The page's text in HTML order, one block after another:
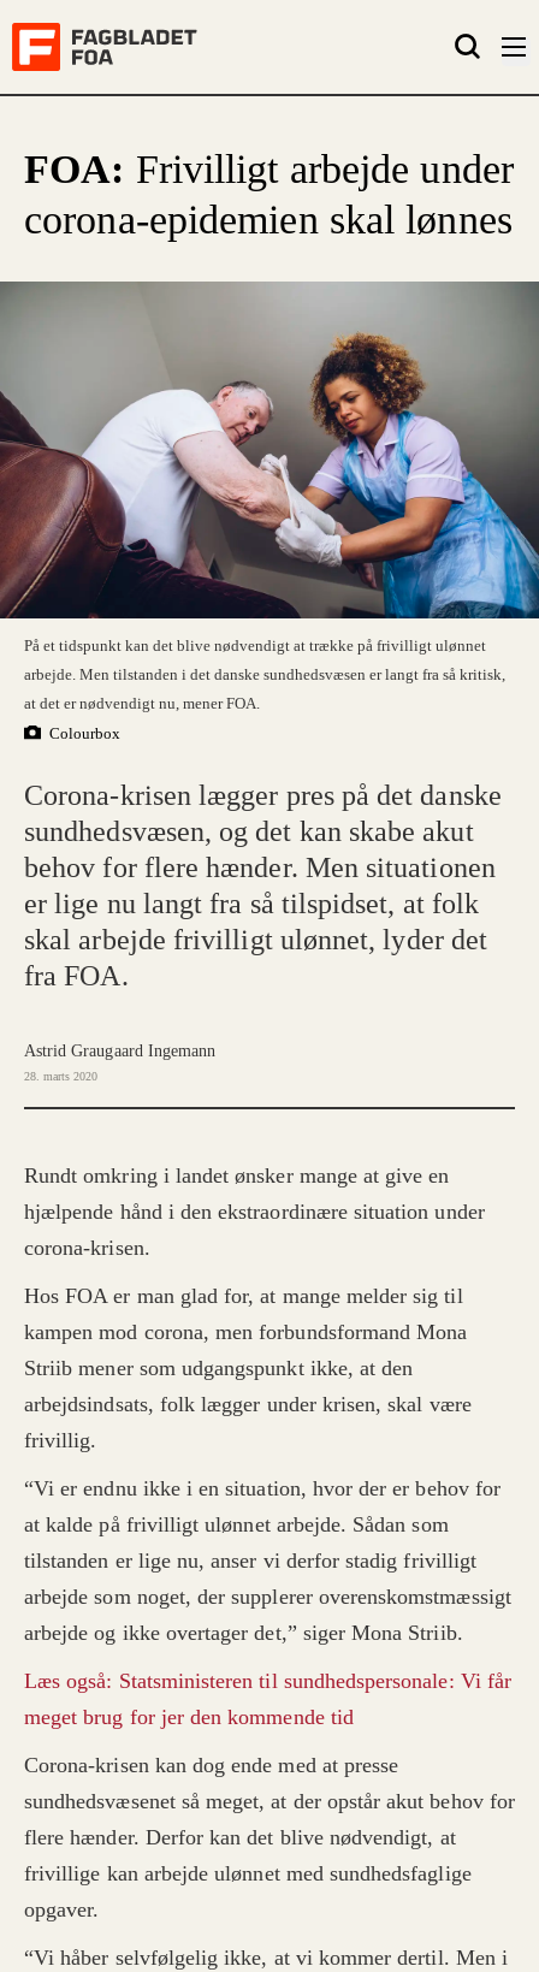
FOA: Frivilligt arbejde under
corona-epidemien skal lønnes
På et tidspunkt kan det blive nødvendigt at trække på frivilligt ulønnet
arbejde. Men tilstanden i det danske sundhedsvæsen er langt fra så kritisk,
at det er nødvendigt nu, mener FOA.
Colourbox
Corona-krisen lægger pres på det danske
sundhedsvæsen, og det kan skabe akut
behov for flere hænder. Men situationen
er lige nu langt fra så tilspidset, at folk
skal arbejde frivilligt ulønnet, lyder det
fra FOA.
Astrid Graugaard Ingemann
28. marts 2020
Rundt omkring i landet ønsker mange at give en
hjælpende hånd i den ekstraordinære situation under
corona-krisen.
Hos FOA er man glad for, at mange melder sig til
kampen mod corona, men forbundsformand Mona
Striib mener som udgangspunkt ikke, at den
arbejdsindsats, folk lægger under krisen, skal være
frivillig.
“Vi er endnu ikke i en situation, hvor der er behov for
at kalde på frivilligt ulønnet arbejde. Sådan som
tilstanden er lige nu, anser vi derfor stadig frivilligt
arbejde som noget, der supplerer overenskomstmæssigt
arbejde og ikke overtager det,” siger Mona Striib.
Læs også: Statsministeren til sundhedspersonale: Vi får
meget brug for jer den kommende tid
Corona-krisen kan dog ende med at presse
sundhedsvæsenet så meget, at der opstår akut behov for
flere hænder. Derfor kan det blive nødvendigt, at
frivillige kan arbejde ulønnet med sundhedsfaglige
opgaver.
“Vi håber selvfølgelig ikke, at vi kommer dertil. Men i